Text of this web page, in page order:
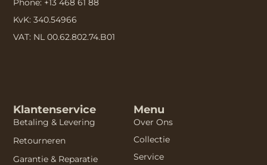
Menu
Over Ons
Collectie
Service
Klantenservice
Betaling & Levering
Retourneren
Garantie & Reparatie
Phone: +13 468 61 88
KvK: 340.54966
VAT: NL 00.62.802.74.B01